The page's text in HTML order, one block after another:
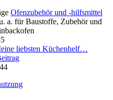
Ofenzubehör und -hilfsmittel
a. für Baustoffe, Zubehör und
liebsten Küchenhelf…